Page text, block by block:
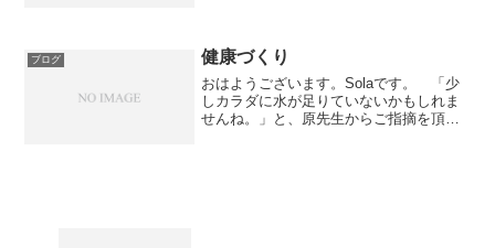
た場所でした。 また...
ブログ 健康づくり
おはようございます。Solaです。 「少
しカラダに水が足りていないかもしれま
せんね。」と、原先生からご指摘を頂き